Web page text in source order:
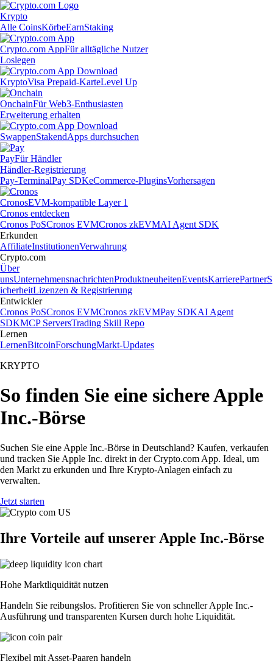
Krypto
Alle CoinsKörbeEarnStaking
Crypto.com AppFür alltägliche Nutzer
Loslegen
KryptoVisa Prepaid-KarteLevel Up
OnchainFür Web3-Enthusiasten
Erweiterung erhalten
SwappenStakendApps durchsuchen
PayFür Händler
Händler-Registrierung
Pay-TerminalPay SDKeCommerce-PluginsVorhersagen
CronosEVM-kompatible Layer 1
Cronos entdecken
Cronos PoSCronos EVMCronos zkEVMAI Agent SDK
Erkunden
AffiliateInstitutionenVerwahrung
Crypto.com
Über
unsUnternehmensnachrichtenProduktneuheitenEventsKarrierePartnerS
icherheitLizenzen & Registrierung
Entwickler
Cronos PoSCronos EVMCronos zkEVMPay SDKAI Agent
SDKMCP ServersTrading Skill Repo
Lernen
LernenBitcoinForschungMarkt-Updates
KRYPTO
So finden Sie eine sichere Apple
Inc.-Börse
Suchen Sie eine Apple Inc.-Börse in Deutschland? Kaufen, verkaufen
und tracken Sie Apple Inc. direkt in der Crypto.com App. Ideal, um
den Markt zu erkunden und Ihre Krypto-Anlagen einfach zu
verwalten.
Jetzt starten
Ihre Vorteile auf unserer Apple Inc.-Börse
Hohe Marktliquidität nutzen
Handeln Sie reibungslos. Profitieren Sie von schneller Apple Inc.-
Ausführung und transparenten Kursen durch hohe Liquidität.
Flexibel mit Asset-Paaren handeln